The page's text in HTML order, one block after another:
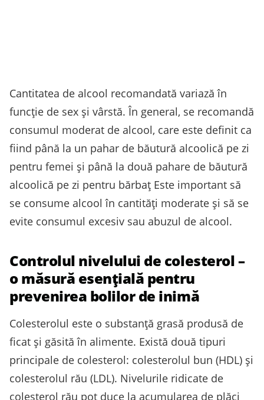
Cantitatea de alcool recomandată variază în
funcție de sex și vârstă. În general, se recomandă
consumul moderat de alcool, care este definit ca
fiind până la un pahar de băutură alcoolică pe zi
pentru femei și până la două pahare de băutură
alcoolică pe zi pentru bărbaț Este important să
se consume alcool în cantități moderate și să se
evite consumul excesiv sau abuzul de alcool.
Controlul nivelului de colesterol –
o măsură esențială pentru
prevenirea bolilor de inimă
Colesterolul este o substanță grasă produsă de
ficat și găsită în alimente. Există două tipuri
principale de colesterol: colesterolul bun (HDL) și
colesterolul rău (LDL). Nivelurile ridicate de
colesterol rău pot duce la acumularea de plăci